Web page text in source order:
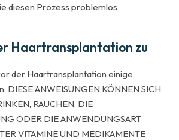
diesen Prozess problemlos
Haartransplantation zu
der Haartransplantation einige
DIESE ANWEISUNGEN KÖNNEN SICH
RAUCHEN, DIE
ODER DIE ANWENDUNGSART
VITAMINE UND MEDIKAMENTE